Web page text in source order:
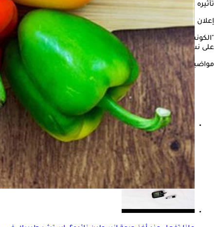
تأثيره على سكر الدم.
إعلان
"الكونسلتو" يستعرض في التقرير التالي، تأثير تناولالفلفل الألوان
على نسبة السكر بالدم، وفقًا لموقع "Very well health".
مواضيع ذات صلة
هل يسبب السكري الخرف؟.. طبيب يحذر: المرض يضاعف
خطر ألزهايمر بنسبة 60%